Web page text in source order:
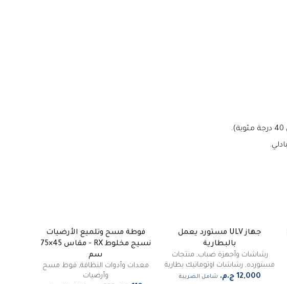
جهاز ULV مستورد يعمل
بالبطارية
رشاشات وأجهزة ضباب, منتجات
مستورده, رشاشات اوتوماتيك بطارية
شامل الضريبة
45
مميز
فوطة مسح وتلميع الأرضيات
نسيج مخلوط RX - مقاس 45×75
سم
معدات وأدوات النظافة, فوط مسح
وأرضيات